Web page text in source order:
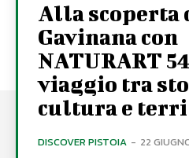
Alla scoperta
Gavinana con
NATURART
viaggio tra
cultura e
DISCOVER PISTOIA - 22